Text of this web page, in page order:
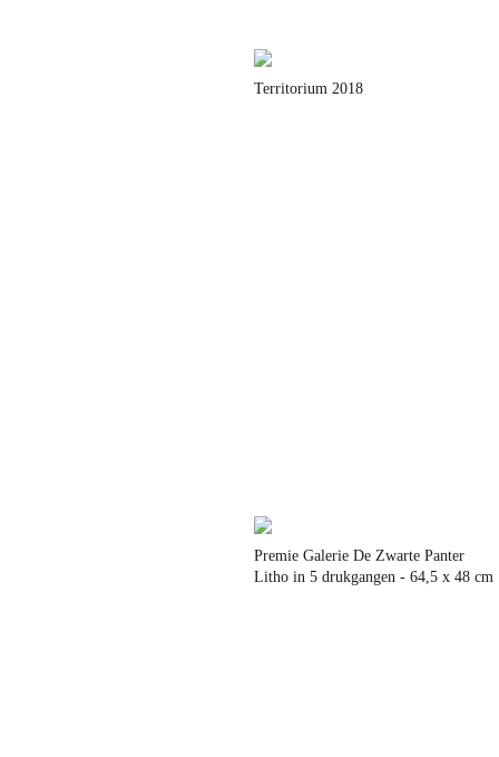
Territorium 2018
Premie Galerie De Zwarte Panter
Litho in 5 drukgangen - 64,5 x 48 cm